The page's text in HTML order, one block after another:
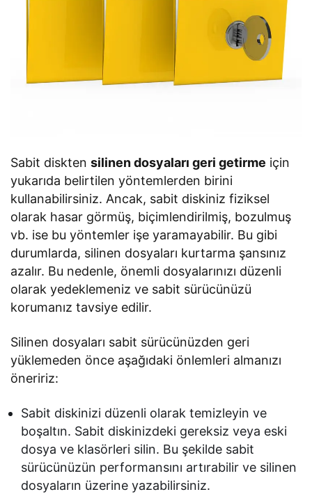
Sabit disktensilinen dosyaları geri getirme için
yukarıda belirtilen yöntemlerden birini
kullanabilirsiniz. Ancak, sabit diskiniz fiziksel
olarak hasar görmüş, biçimlendirilmiş, bozulmuş
vb. ise bu yöntemler işe yaramayabilir. Bu gibi
durumlarda, silinen dosyaları kurtarma şansınız
azalır. Bu nedenle, önemli dosyalarınızı düzenli
olarak yedeklemeniz ve sabit sürücünüzü
korumanız tavsiye edilir.
Silinen dosyaları sabit sürücünüzden geri
yüklemeden önce aşağıdaki önlemleri almanızı
öneririz:
Sabit diskinizi düzenli olarak temizleyin ve
boşaltın. Sabit diskinizdeki gereksiz veya eski
dosya ve klasörleri silin. Bu şekilde sabit
sürücünüzün performansını artırabilir ve silinen
dosyaların üzerine yazabilirsiniz.